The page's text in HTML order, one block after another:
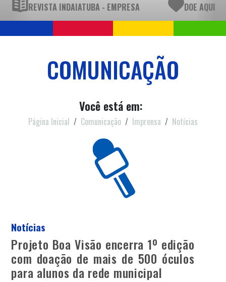
REVISTA INDAIATUBA - EMPRESA DOE AQUI
COMUNICAÇÃO
Você está em:
Página Inicial Comunicação Imprensa Notícias
Notícias
Projeto Boa Visão encerra 1º edição
com doação de mais de 500 óculos
para alunos da rede municipal